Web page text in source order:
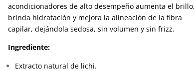
acondicionadores de alto desempeño aumenta el brillo,
brinda hidratación y mejora la alineación de la fibra
capilar, dejándola sedosa, sin volumen y sin frizz.
Ingrediente:
Extracto natural de lichi.